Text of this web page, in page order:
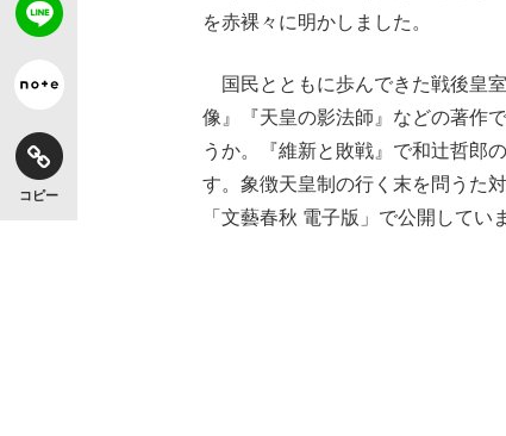
コピー
を赤裸々に明かしました。
国民とともに歩んできた戦後皇
像』『天皇の影法師』などの著作
うか。『維新と敗戦』で和辻哲郎
す。象徴天皇制の行く末を問うた
「文藝春秋 電子版」で公開してい